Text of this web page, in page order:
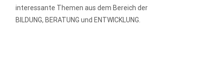
interessante Themen aus dem Bereich der
BILDUNG, BERATUNG und ENTWICKLUNG.